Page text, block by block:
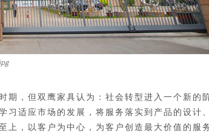
期，但双鹰家具认为：社会转型进入一个新的
习适应市场的发展，将服务落实到产品的设计
上，以客户为中心，为客户创造最大价值的服